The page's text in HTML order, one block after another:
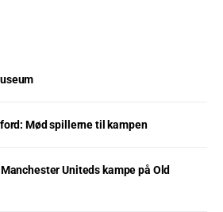
Mød spillerne til kampen
Uniteds kampe på Old